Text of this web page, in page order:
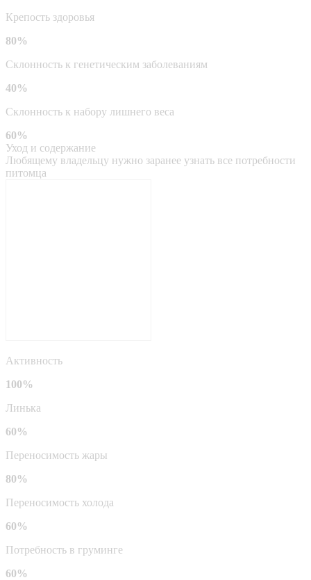
Крепость здоровья
80%
Склонность к генетическим заболеваниям
40%
Склонность к набору лишнего веса
60%
Уход и содержание
Любящему владельцу нужно заранее узнать все потребности
питомца
Активность
100%
Линька
60%
Переносимость жары
80%
Переносимость холода
60%
Потребность в груминге
60%